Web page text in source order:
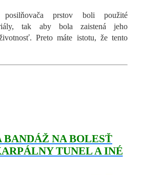
prstov boli použité
tak aby bola zaistená jeho
Preto máte istotu, že tento
NA BOLESŤ
TUNEL A INÉ